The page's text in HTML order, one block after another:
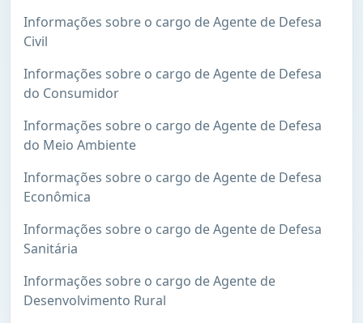
Informações sobre o cargo de Agente de Defesa
Civil
Informações sobre o cargo de Agente de Defesa
do Consumidor
Informações sobre o cargo de Agente de Defesa
do Meio Ambiente
Informações sobre o cargo de Agente de Defesa
Econômica
Informações sobre o cargo de Agente de Defesa
Sanitária
Informações sobre o cargo de Agente de
Desenvolvimento Rural